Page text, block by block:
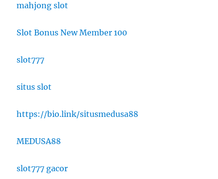
mahjong slot
Slot Bonus New Member 100
slot777
situs slot
https://bio.link/situsmedusa88
MEDUSA88
slot777 gacor